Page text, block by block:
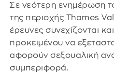
Σε νεότερη ενημέρωση
της περιοχής Thames
έρευνες συνεχίζονται
προκειμένου να
αφορούν σεξουαλική
συμπεριφορά.